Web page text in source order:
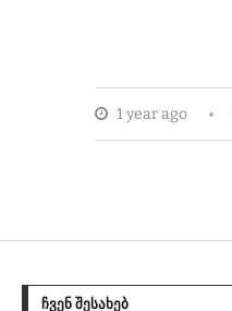
1 year ago
ᲩᲕᲔᲜ ᲨᲔᲡᲐᲮᲔᲑ